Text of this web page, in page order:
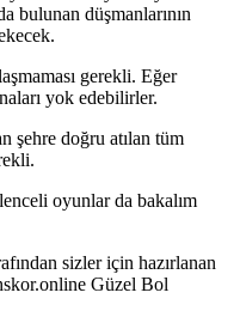
bulunan düşmanlarının
gerekli. Eğer
yok edebilirler.
şehre doğru atılan tüm
oyunlar da bakalım
sizler için hazırlanan
Güzel Bol